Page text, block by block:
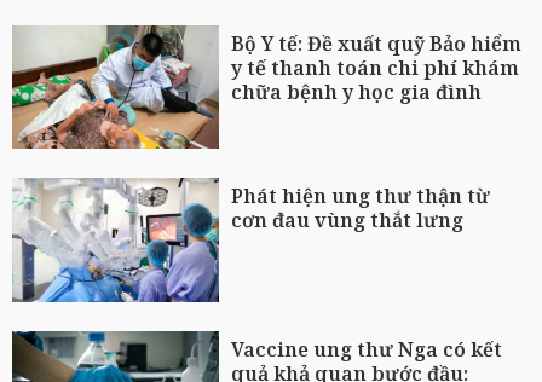
Bộ Y tế: Đề xuất quỹ Bảo hiểm
y tế thanh toán chi phí khám
chữa bệnh y học gia đình
Phát hiện ung thư thận từ
cơn đau vùng thắt lưng
Vaccine ung thư Nga có kết
quả khả quan bước đầu: